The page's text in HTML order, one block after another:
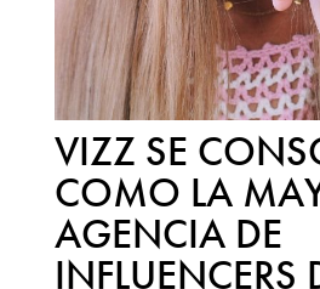
VIZZ SE
COMO LA
AGENCIA DE
INFLUENCERS